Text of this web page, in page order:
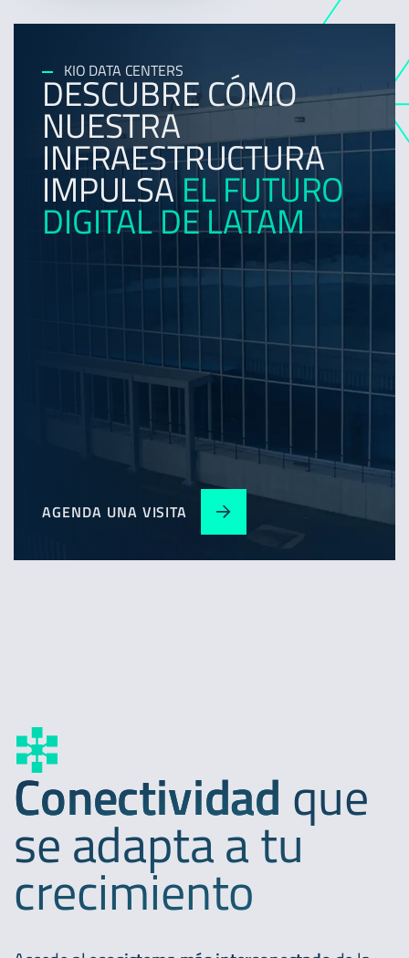
KIO DATA CENTERS
DESCUBRE CÓMO
NUESTRA
INFRAESTRUCTURA
IMPULSA EL FUTURO
DIGITAL DE LATAM
AGENDA UNA VISITA
Conectividad que
se adapta a tu
crecimiento